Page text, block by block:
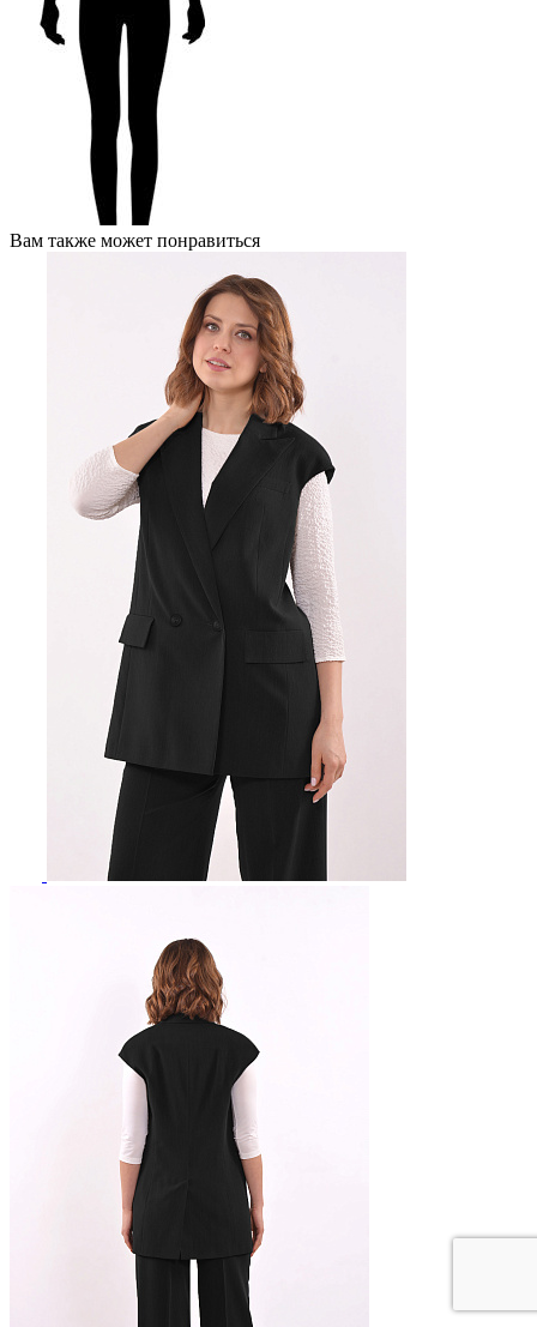
Вам также может понравиться